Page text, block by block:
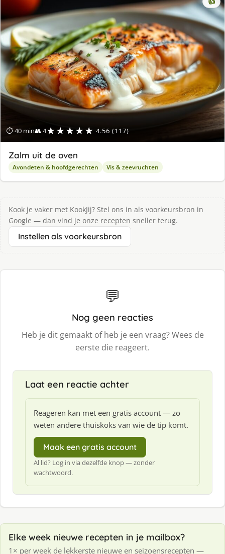
⏱ 40 min👥 4★★★★★ 4.56 (117)
Zalm uit de oven
Avondeten & hoofdgerechten Vis & zeevruchten
Kook je vaker met KookJij? Stel ons in als voorkeursbron in
Google — dan vind je onze recepten sneller terug.
Instellen als voorkeursbron
💬
Nog geen reacties
Heb je dit gemaakt of heb je een vraag? Wees de
eerste die reageert.
Laat een reactie achter
Reageren kan met een gratis account — zo
weten andere thuiskoks van wie de tip komt.
Maak een gratis account
Al lid? Log in via dezelfde knop — zonder
wachtwoord.
Elke week nieuwe recepten in je mailbox?
1× per week de lekkerste nieuwe en seizoensrecepten —